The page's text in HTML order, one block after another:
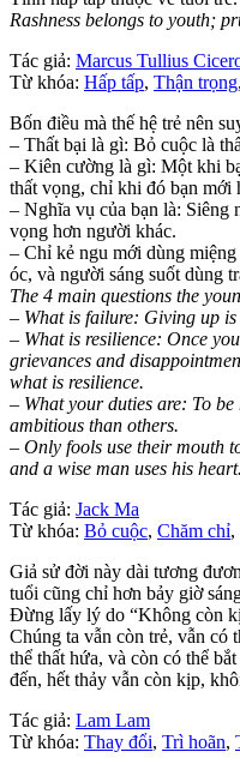
Rashness belongs to youth;
Tác giả: Marcus Tullius
Từ khóa: Hấp tấp, Thận trọng,
Bốn điều mà thế hệ trẻ nên
– Thất bại là gì: Bỏ cuộc là
– Kiên cường là gì: Một khi
thất vọng, chỉ khi đó bạn mới
– Nghĩa vụ của bạn là: Siêng
vọng hơn người khác.
– Chỉ kẻ ngu mới dùng
óc, và người sáng suốt dùng
The 4 main questions the
– What is failure: Giving up is
– What is resilience: Once
grievances and
what is resilience.
– What your duties are: To
ambitious than others.
– Only fools use their mouth
and a wise man uses his heart.
Tác giả: Jack Ma
Từ khóa: Bỏ cuộc, Chăm chỉ,
Giả sử đời này dài tương
tuổi cũng chỉ hơn bảy giờ
Đừng lấy lý do “Không còn
Chúng ta vẫn còn trẻ, vẫn có
thể thất hứa, và còn có thể
đến, hết thảy vẫn còn kịp,
Tác giả: Lam Lam
Từ khóa: Thay đổi, Trì hoãn,